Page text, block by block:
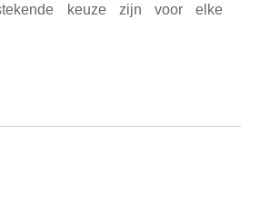
keuze zijn voor elke